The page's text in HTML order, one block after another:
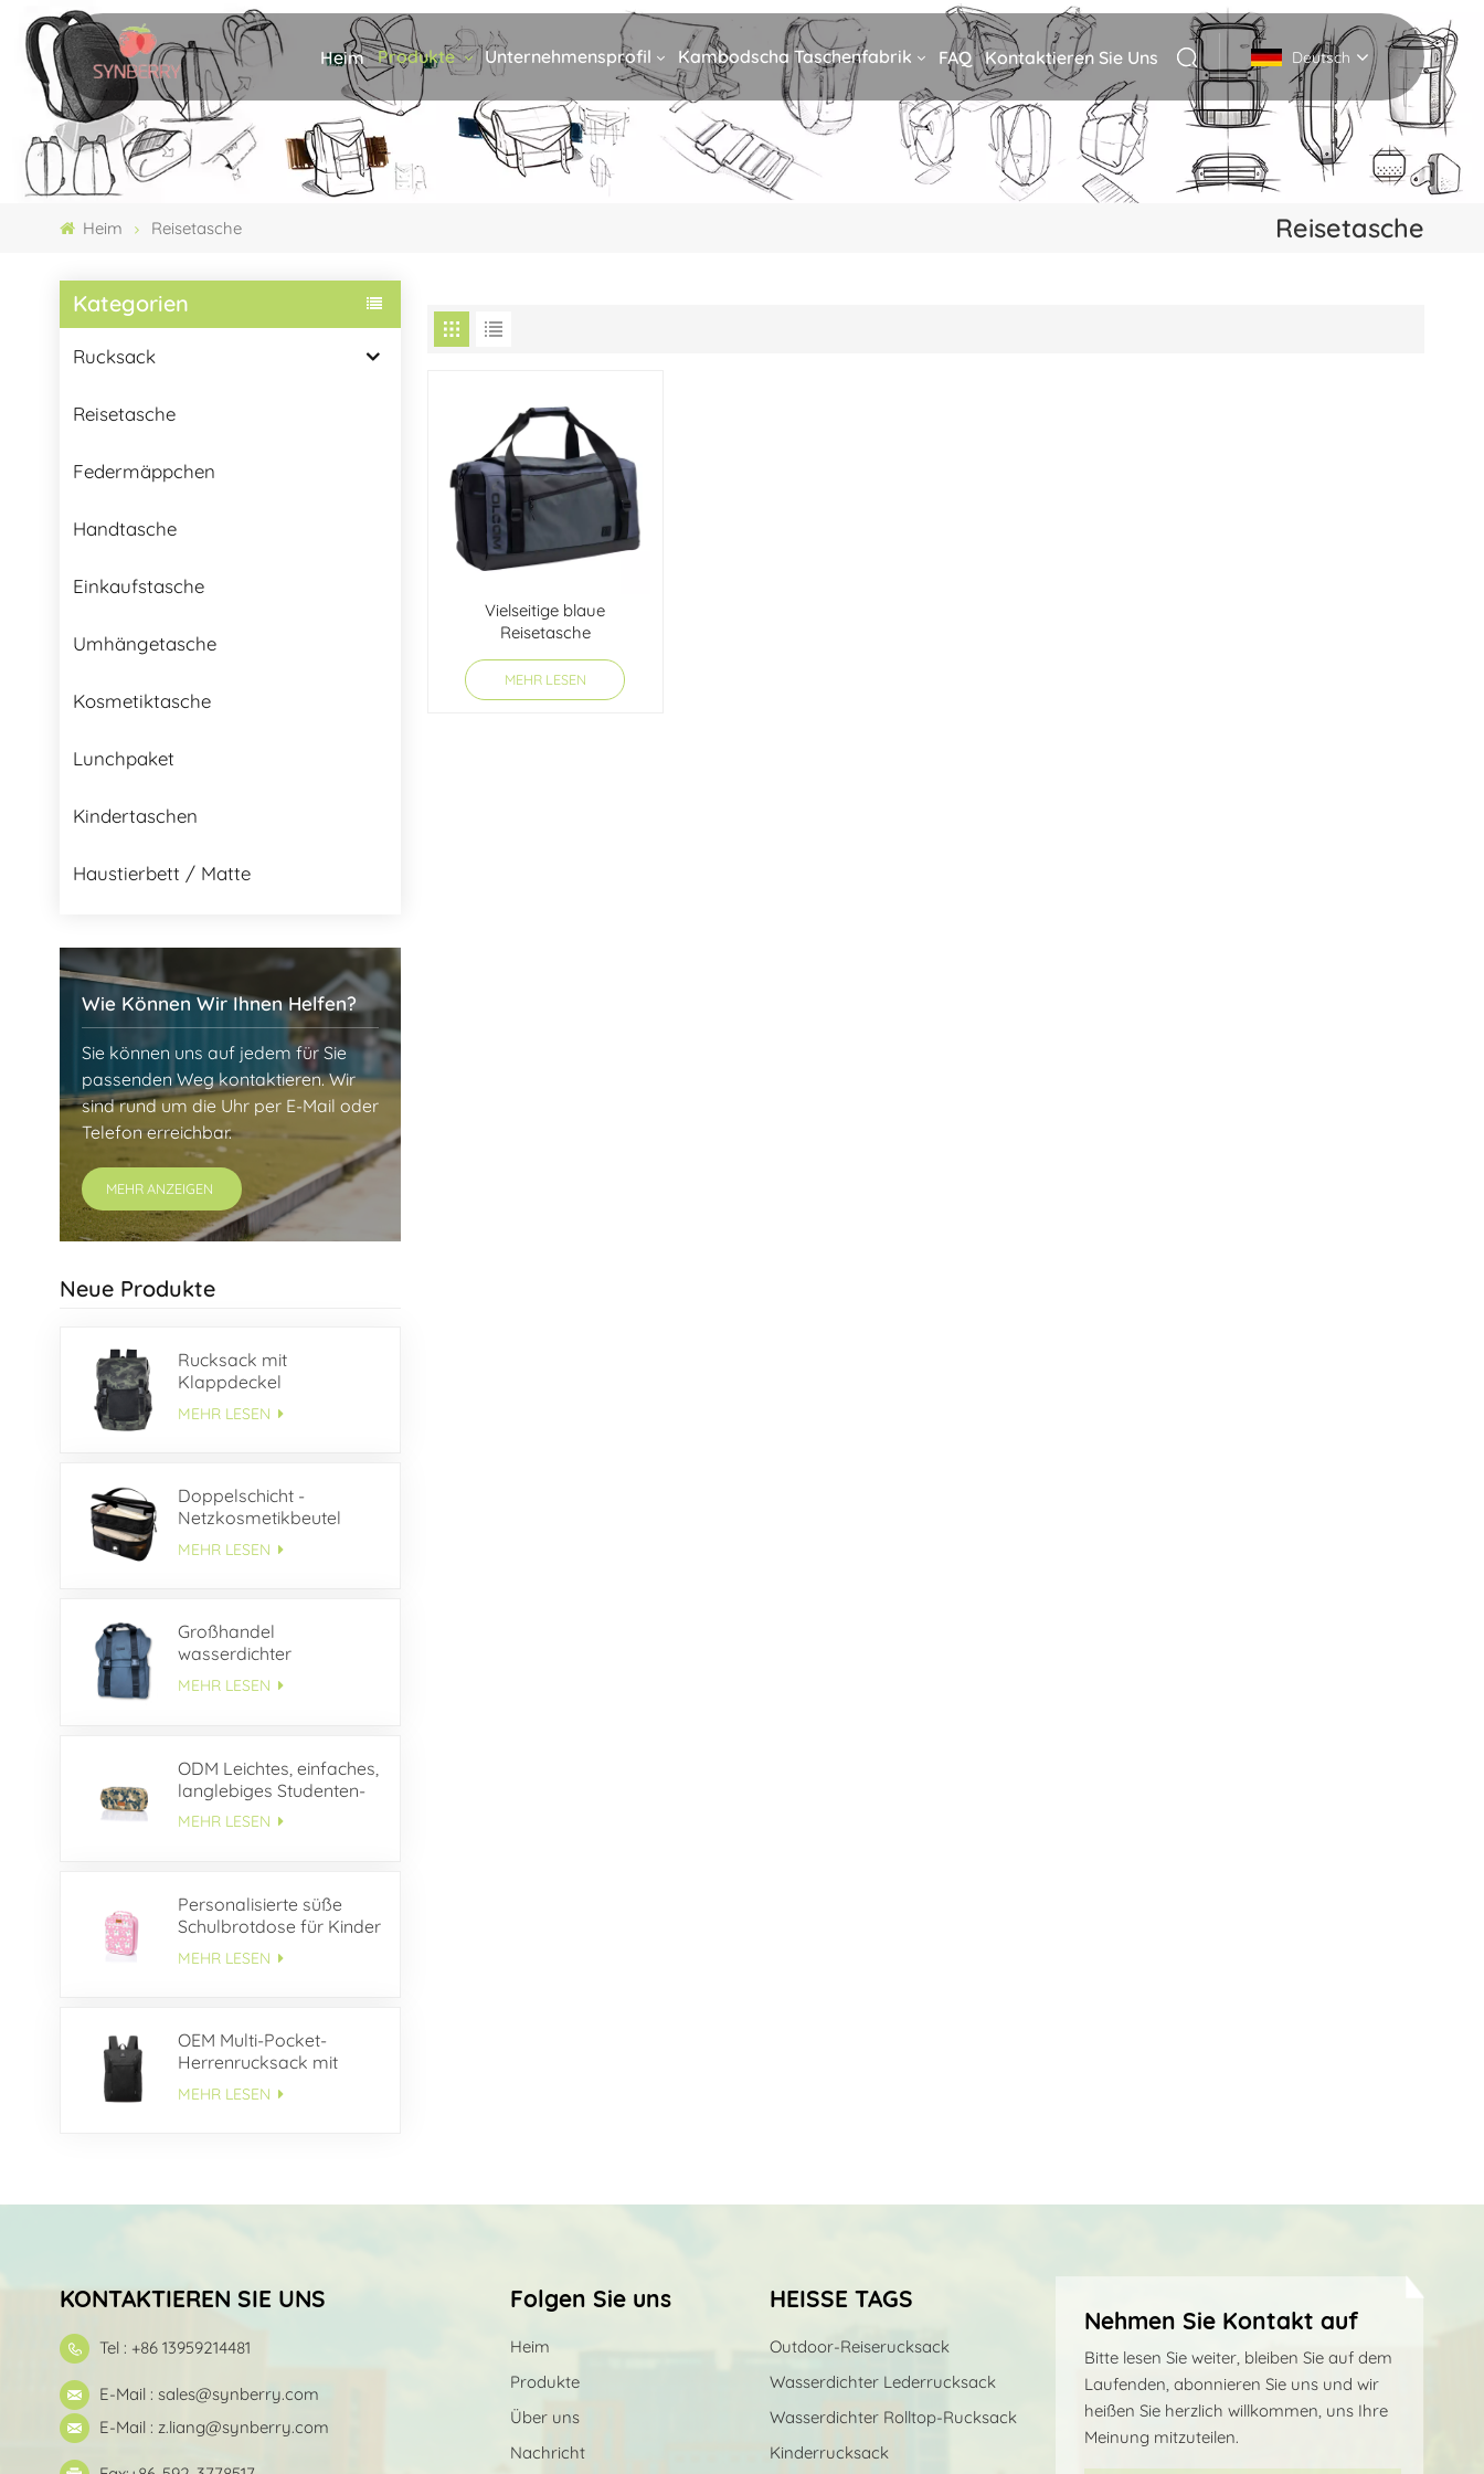
Heim Produkte Unternehmensprofil Kambodscha Taschenfabrik FAQ Kontaktieren Sie Uns Deutsch
English
Deutsch
Italiano
Heim Reisetasche Reisetasche
Kategorien
Rucksack
Reisetasche
Federmäppchen
Handtasche
Einkaufstasche
Umhängetasche
Kosmetiktasche
Lunchpaket
Kindertaschen
Haustierbett / Matte
Wie Können Wir Ihnen Helfen?
Sie können uns auf jedem für Sie
passenden Weg kontaktieren. Wir
sind rund um die Uhr per E-Mail oder
Telefon erreichbar.
MEHR ANZEIGEN
Neue Produkte
Rucksack mit
Klappdeckel
MEHR LESEN
Doppelschicht -
Netzkosmetikbeutel
MEHR LESEN
Großhandel
wasserdichter
Lederrucksack mit
Schnallenklappe
MEHR LESEN
ODM Leichtes, einfaches,
langlebiges Studenten-
Federmäppchen aus
Segeltuch
MEHR LESEN
Personalisierte süße
Schulbrotdose für Kinder
MEHR LESEN
OEM Multi-Pocket-
Herrenrucksack mit
großem
Fassungsvermögen
MEHR LESEN
Vielseitige blaue
Reisetasche
MEHR LESEN
KONTAKTIEREN SIE UNS
Tel : +86 13959214481
E-Mail : sales@synberry.com
E-Mail : z.liang@synberry.com
Folgen Sie uns
Heim
Produkte
Über uns
Nachricht
HEISSE TAGS
Outdoor-Reiserucksack
Wasserdichter Lederrucksack
Wasserdichter Rolltop-Rucksack
Kinderrucksack
Nehmen Sie Kontakt auf
Bitte lesen Sie weiter, bleiben Sie auf dem
Laufenden, abonnieren Sie uns und wir
heißen Sie herzlich willkommen, uns Ihre
Meinung mitzuteilen.